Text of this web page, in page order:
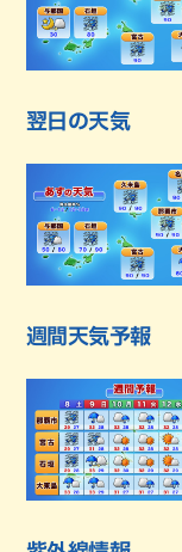
翌日の天気
週間天気予報